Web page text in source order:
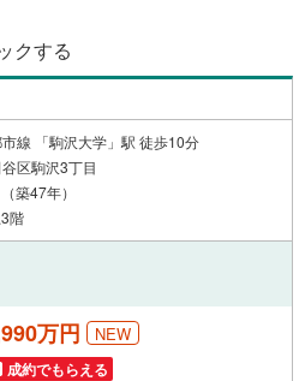
クする
線 「駒沢大学」駅 徒歩10分
区駒沢3丁目
築47年）
階
万円 NEW
成約でもらえる